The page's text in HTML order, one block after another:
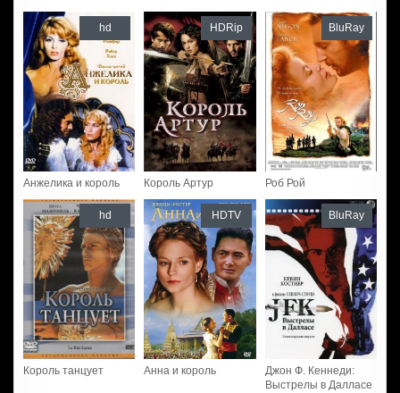
Анжелика и король
hd
Король Артур
HDRip
Роб Рой
BluRay
Король танцует
hd
Анна и король
HDTV
Джон Ф. Кеннеди:
Выстрелы в Далласе
BluRay